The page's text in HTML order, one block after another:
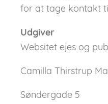
for at tage kontakt
Udgiver
Websitet ejes og
Camilla Thirstrup
Søndergade 5